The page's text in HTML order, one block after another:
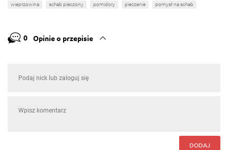
wieprzowina schab pieczony pomidory pieczenie pomysł na schab
0 Opinie o przepisie
DODAJ